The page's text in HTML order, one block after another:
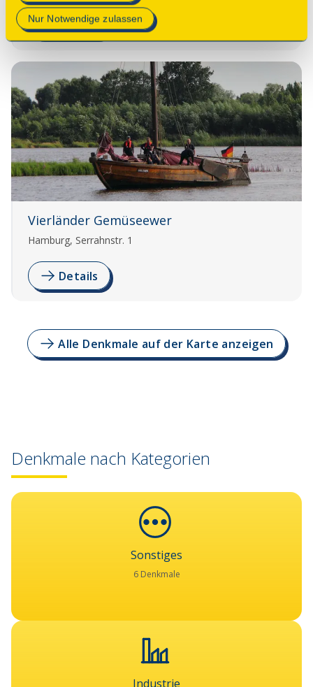
Datenschutzerklärung.
Nur Notwendige zulassen
Details
Vierländer Gemüseewer
Hamburg, Serrahnstr. 1
Details
Alle Denkmale auf der Karte anzeigen
Denkmale nach Kategorien
Sonstiges
6 Denkmale
Industrie